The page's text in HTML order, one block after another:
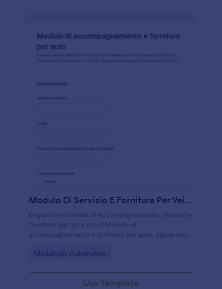
Modulo Di Servizio E Fornitura Per Veicoli
Organizza richieste di accompagnamento, itinerari e
forniture per auto con il Modulo di
accompagnamento e forniture per auto, ideale per
la raccolta dati e la gestione delle risposte.
Go to Category:
Moduli per Automotive
Usa Template